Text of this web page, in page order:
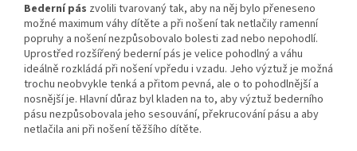
Bederní pás zvolili tvarovaný tak, aby na něj bylo přeneseno
možné maximum váhy dítěte a při nošení tak netlačily ramenní
popruhy a nošení nezpůsobovalo bolesti zad nebo nepohodlí.
Uprostřed rozšířený bederní pás je velice pohodlný a váhu
ideálně rozkládá při nošení vpředu i vzadu. Jeho výztuž je možná
trochu neobvykle tenká a přitom pevná, ale o to pohodlnější a
nosnější je. Hlavní důraz byl kladen na to, aby výztuž bederního
pásu nezpůsobovala jeho sesouvání, překrucování pásu a aby
netlačila ani při nošení těžšího dítěte.